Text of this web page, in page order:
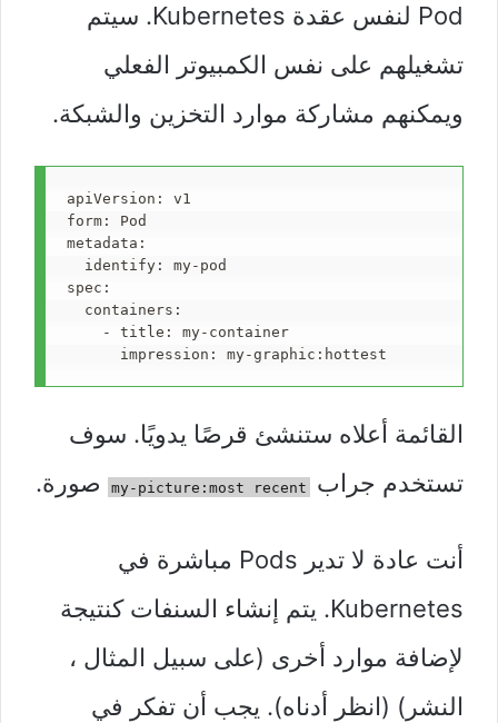
Pod لنفس عقدة Kubernetes. سيتم
تشغيلهم على نفس الكمبيوتر الفعلي
ويمكنهم مشاركة موارد التخزين والشبكة.
apiVersion : v1
form: Pod
metadata :
  identify
: my-pod
spec :
  containers
:
    - title
: my-container
      impression
: my-graphic:hottest
القائمة أعلاه ستنشئ قرصًا يدويًا. سوف
تستخدم جراب
my-picture:most recent صورة.
أنت عادة لا تدير Pods مباشرة في
Kubernetes. يتم إنشاء السنفات كنتيجة
لإضافة موارد أخرى (على سبيل المثال ،
النشر) (انظر أدناه). يجب أن تفكر في